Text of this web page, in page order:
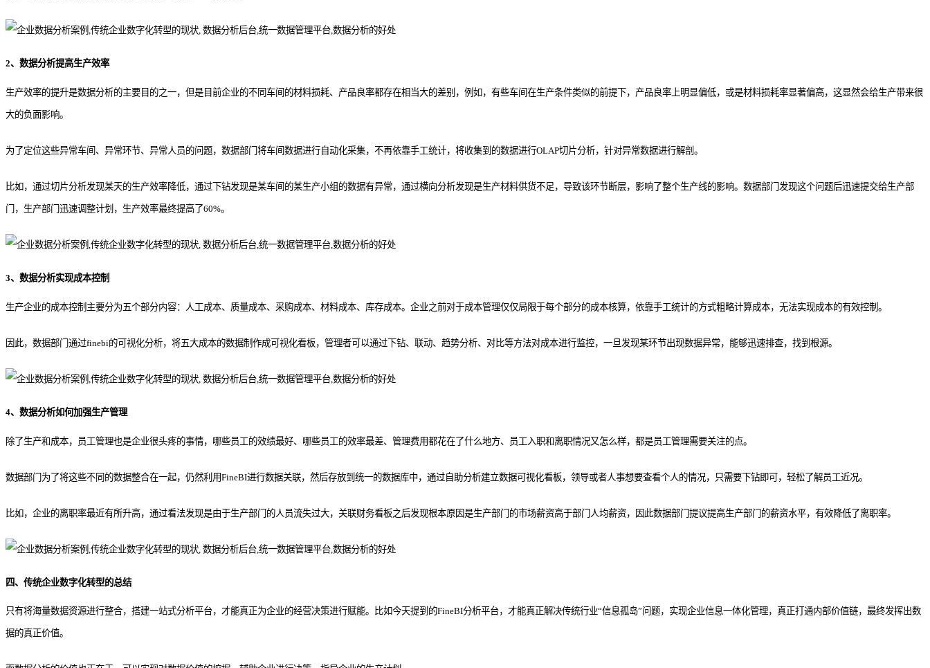
2、数据分析提高生产效率
生产效率的提升是数据分析的主要目的之一，但是目前企业的不同车间的材料损耗、产品良率都存在相当大的差别，例如，有些车间在生产条件类似的前提下，产品良率上明显偏低，或是材料损耗率显著偏高，这显然会给生产带来很
大的负面影响。
为了定位这些异常车间、异常环节、异常人员的问题，数据部门将车间数据进行自动化采集，不再依靠手工统计，将收集到的数据进行OLAP切片分析，针对异常数据进行解剖。
比如，通过切片分析发现某天的生产效率降低，通过下钻发现是某车间的某生产小组的数据有异常，通过横向分析发现是生产材料供货不足，导致该环节断层，影响了整个生产线的影响。数据部门发现这个问题后迅速提交给生产部
门，生产部门迅速调整计划，生产效率最终提高了60%。
3、数据分析实现成本控制
生产企业的成本控制主要分为五个部分内容：人工成本、质量成本、采购成本、材料成本、库存成本。企业之前对于成本管理仅仅局限于每个部分的成本核算，依靠手工统计的方式粗略计算成本，无法实现成本的有效控制。
因此，数据部门通过finebi的可视化分析，将五大成本的数据制作成可视化看板，管理者可以通过下钻、联动、趋势分析、对比等方法对成本进行监控，一旦发现某环节出现数据异常，能够迅速排查，找到根源。
4、数据分析如何加强生产管理
除了生产和成本，员工管理也是企业很头疼的事情，哪些员工的效绩最好、哪些员工的效率最差、管理费用都花在了什么地方、员工入职和离职情况又怎么样，都是员工管理需要关注的点。
数据部门为了将这些不同的数据整合在一起，仍然利用FineBI进行数据关联，然后存放到统一的数据库中，通过自助分析建立数据可视化看板，领导或者人事想要查看个人的情况，只需要下钻即可，轻松了解员工近况。
比如，企业的离职率最近有所升高，通过看法发现是由于生产部门的人员流失过大，关联财务看板之后发现根本原因是生产部门的市场薪资高于部门人均薪资，因此数据部门提议提高生产部门的薪资水平，有效降低了离职率。
四、传统企业数字化转型的总结
只有将海量数据资源进行整合，搭建一站式分析平台，才能真正为企业的经营决策进行赋能。比如今天提到的FineBI分析平台，才能真正解决传统行业“信息孤岛”问题，实现企业信息一体化管理，真正打通内部价值链，最终发挥出数
据的真正价值。